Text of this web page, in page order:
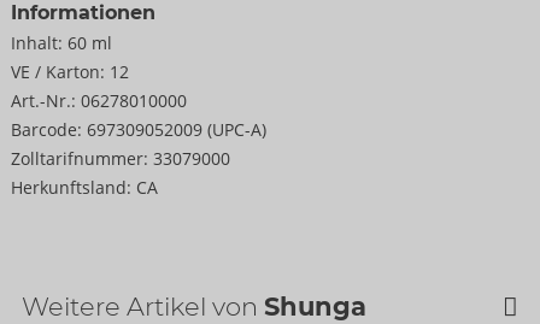
Informationen
Inhalt: 60 ml
VE / Karton: 12
Art.-Nr.: 06278010000
Barcode: 697309052009 (UPC-A)
Zolltarifnummer: 33079000
Herkunftsland: CA
Weitere Artikel von Shunga